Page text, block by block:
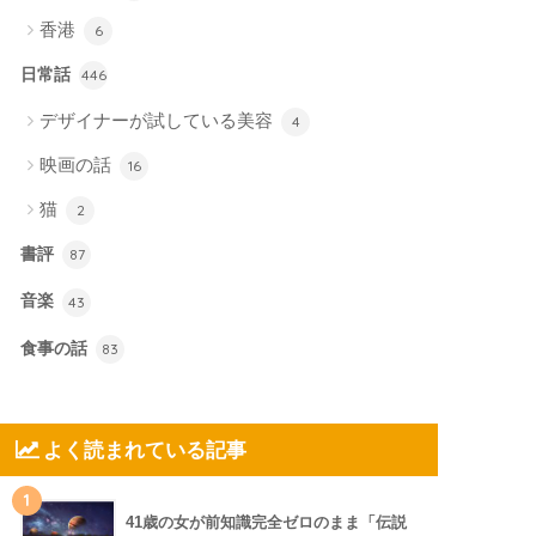
香港 6
日常話 446
デザイナーが試している美容 4
映画の話 16
猫 2
書評 87
音楽 43
食事の話 83
よく読まれている記事
1
41歳の女が前知識完全ゼロのまま「伝説